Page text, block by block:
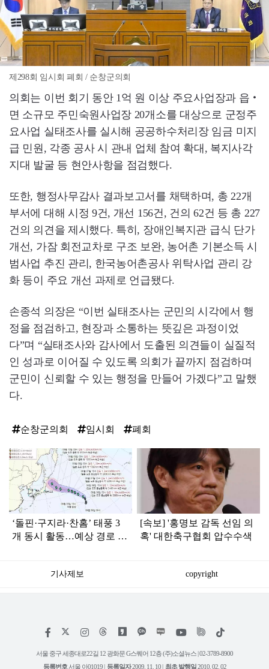
제298회 임시회 폐회 / 순창군의회
의회는 이번 회기 동안 1억 원 이상 주요사업장과 읍‧
면 소규모 주민숙원사업장 20개소를 대상으로 군정주
요사업 실태조사를 실시해 공공하수처리장 임금 미지
급 민원, 각종 공사 시 관내 업체 참여 확대, 복지사각
지대 발굴 등 현안사항을 점검했다.
또한, 행정사무감사 결과보고서를 채택하며, 총 22개
부서에 대해 시정 9건, 개선 156건, 건의 62건 등 총 227
건의 의견을 제시했다. 특히, 장애인복지관 급식 단가
개선, 가잠 회전교차로 구조 보완, 농어촌 기본소득 시
범사업 추진 관리, 한국농어촌공사 위탁사업 관리 강
화 등이 주요 개선 과제로 언급됐다.
손종석 의장은 “이번 실태조사는 군민의 시각에서 행
정을 점검하고, 현장과 소통하는 뜻깊은 과정이었
다”며 “실태조사와 감사에서 도출된 의견들이 실질적
인 성과로 이어질 수 있도록 의회가 끝까지 점검하며
군민이 신뢰할 수 있는 행정을 만들어 가겠다”고 말했
다.
순창군의회 임시회 폐회
탑
라
인
‘돌핀·구지라·찬홈’ 태풍 3
개 동시 활동…예상 경로 보
[속보] '홍명보 감독 선임 의
혹' 대한축구협회 압수수색
기사제보 copyright
페
스
인
타
위
트
틱
서울 중구 세종대로22길 12 광화문 G스퀘어 12층 (주)소셜뉴스 | 02-3789-8900
등록번호 서울 아01019 | 등록일자2009. 11. 10 | 최초 발행일2010. 02. 02